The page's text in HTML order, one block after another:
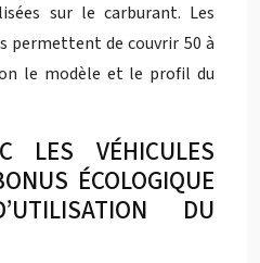
sur le carburant. Les
permettent de couvrir 50 à
le modèle et le profil du
LES VÉHICULES
ÉCOLOGIQUE
DU